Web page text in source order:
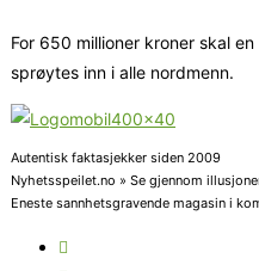
For 650 millioner kroner skal
sprøytes inn i alle nordmenn.
Autentisk faktasjekker siden 2009
Nyhetsspeilet.no » Se gjennom
Eneste sannhetsgravende magasin i